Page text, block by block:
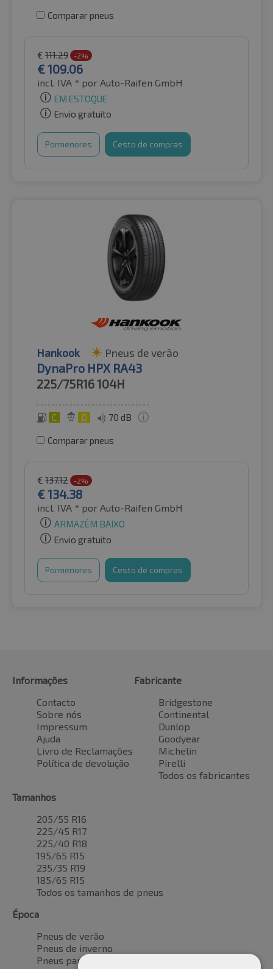
Comparar pneus
€ 111.29 -2%
€109.06
incl. IVA * por Auto-Raifen GmbH
EM ESTOQUE
Envio gratuito
Pormenores Cesto de compras
Hankook Pneus de verão
DynaPro HPX RA43
225/75R16104H
C D 70 dB
Comparar pneus
€ 137.12 -2%
€134.38
incl. IVA * por Auto-Raifen GmbH
ARMAZÉM BAIXO
Envio gratuito
Pormenores Cesto de compras
Informações
Contacto
Sobre nós
Impressum
Ajuda
Livro de Reclamações
Política de devolução
Fabricante
Bridgestone
Continental
Dunlop
Goodyear
Michelin
Pirelli
Todos os fabricantes
Tamanhos
205/55 R16
225/45 R17
225/40 R18
195/65 R15
235/35 R19
185/65 R15
Todos os tamanhos de pneus
Época
Pneus de verão
Pneus de inverno
Pneus para todas as estações